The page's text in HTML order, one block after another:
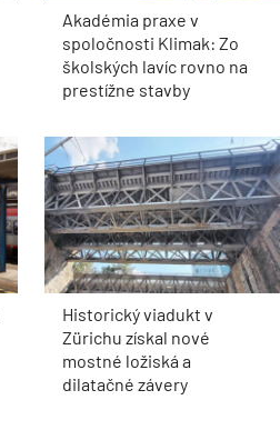
Akadémia praxe v
spoločnosti Klimak: Zo
školských lavíc rovno na
prestížne stavby
Historický viadukt v
Zürichu získal nové
mostné ložiská a
dilatačné závery